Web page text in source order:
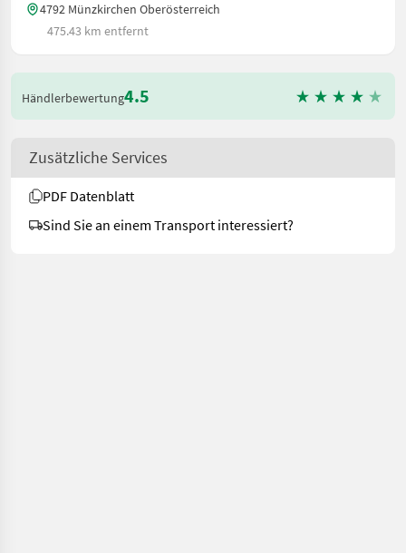
4792 Münzkirchen Oberösterreich
475.43 km entfernt
Händlerbewertung4.5
Zusätzliche Services
PDF Datenblatt
Sind Sie an einem Transport interessiert?